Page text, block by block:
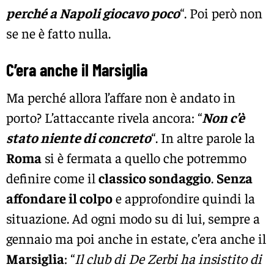
perché a Napoli giocavo poco“. Poi però non
se ne è fatto nulla.
C’era anche il Marsiglia
Ma perché allora l’affare non è andato in
porto? L’attaccante rivela ancora: “Non c’è
stato niente di concreto“. In altre parole la
Roma si è fermata a quello che potremmo
definire come il classico sondaggio. Senza
affondare il colpoe approfondire quindi la
situazione. Ad ogni modo su di lui, sempre a
gennaio ma poi anche in estate, c’era anche il
Marsiglia: “Il club di De Zerbi ha insistito di